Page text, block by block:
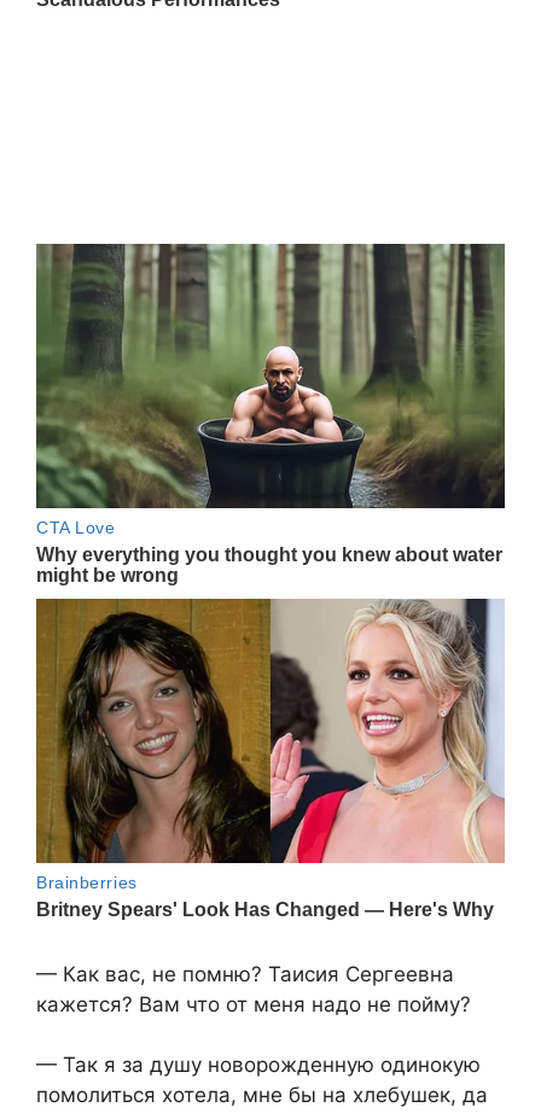
— Как вас, не помню? Таисия Сергеевна
кажется? Вам что от меня надо не пойму?
— Так я за душу новорожденную одинокую
помолиться хотела, мне бы на хлебушек, да